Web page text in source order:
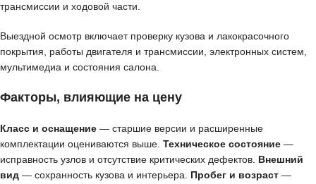
трансмиссии и ходовой части.
Выездной осмотр включает проверку кузова и лакокрасочного
покрытия, работы двигателя и трансмиссии, электронных систем,
мультимедиа и состояния салона.
Факторы, влияющие на цену
Класс и оснащение — старшие версии и расширенные
комплектации оцениваются выше. Техническое состояние —
исправность узлов и отсутствие критических дефектов. Внешний
вид — сохранность кузова и интерьера. Пробег и возраст —